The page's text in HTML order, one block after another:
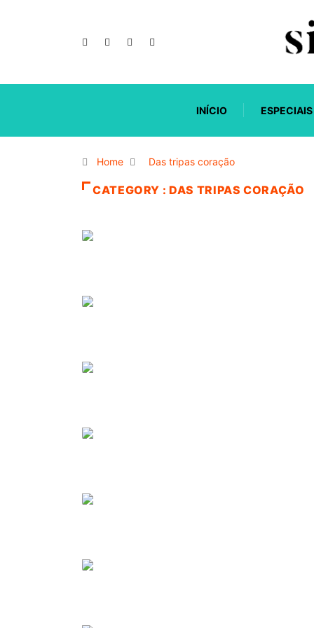
INÍCIO ESPECIAIS
Home Das tripas coração
CATEGORY : DAS TRIPAS CORAÇÃO